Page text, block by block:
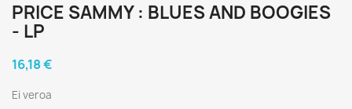
PRICE SAMMY : BLUES AND BOOGIES
- LP
16,18 €
Ei veroa